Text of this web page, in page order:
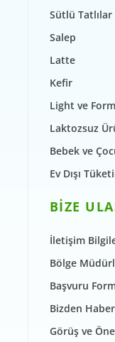
Sütlü Tatlılar
Salep
Latte
Kefir
Light ve
Laktozsuz
Bebek ve
Ev Dışı
BİZE
İletişim
Bölge
Başvuru
Bizden
Görüş ve